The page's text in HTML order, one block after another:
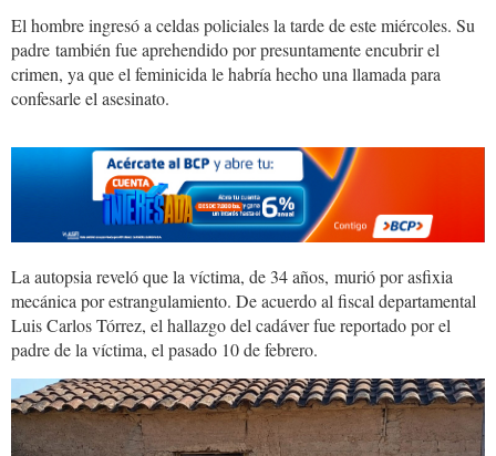
El hombre ingresó a celdas policiales la tarde de este miércoles. Su
padre también fue aprehendido por presuntamente encubrir el
crimen, ya que el feminicida le habría hecho una llamada para
confesarle el asesinato.
La autopsia reveló que la víctima, de 34 años, murió por asfixia
mecánica por estrangulamiento. De acuerdo al fiscal departamental
Luis Carlos Tórrez, el hallazgo del cadáver fue reportado por el
padre de la víctima, el pasado 10 de febrero.
feminicidio
11.jpg